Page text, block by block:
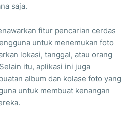
saja.
fitur pencarian cerdas
untuk menemukan foto
lokasi, tanggal, atau orang
itu, aplikasi ini juga
album dan kolase foto yang
untuk membuat kenangan